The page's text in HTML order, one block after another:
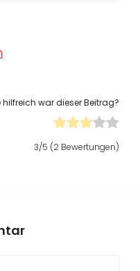
hilfreich war dieser Beitrag?
3/5 (2 Bewertungen)